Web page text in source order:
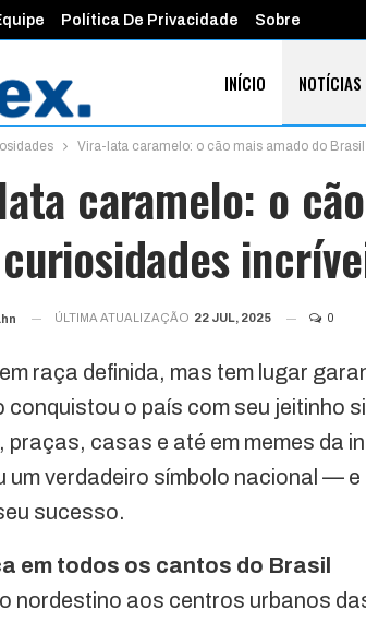
Política De Privacidade Sobre
INÍCIO NOTÍCIAS
Vira-lata caramelo: o cão mais amado do
caramelo: o
ÚLTIMA ATUALIZAÇÃO 22 JUL, 2025 0
raça definida, mas tem lugar
conquistou o país com seu jeitinho
praças, casas e até em memes da
um verdadeiro símbolo nacional —
sucesso.
em todos os cantos do Brasil
nordestino aos centros urbanos